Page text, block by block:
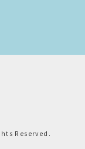
Reserved.